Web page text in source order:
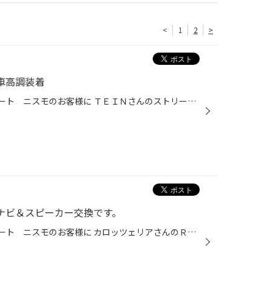
< 1 2 >
高調装着
皆様こんにちは 今回のご紹介は、ノート ニスモのお客様に ＴＥＩＮさんのストリートアドヴァンスの装着です。 適合上は未確認ですが、基本的にはノーマルベースと形状は同じですので 装着等は問題ありませんね 車高の方は、バンパー形状が大型になりますので 大幅なダウンが難しいですが 実寸でフ...
＆スピーカー交換です。
皆様こんにちは 今回のご紹介は、ノート ニスモのお客様に カロッツェリアさんのＲＷ99の装着と 新車時にオーディオレスにされた場合はリアスピーカーが装着されておりませんので フロント・リアのスポーカー＆サブウーハーの装着です。 ナビの方は、最近の定番２００ｍｍワイドナビですので隙間な...